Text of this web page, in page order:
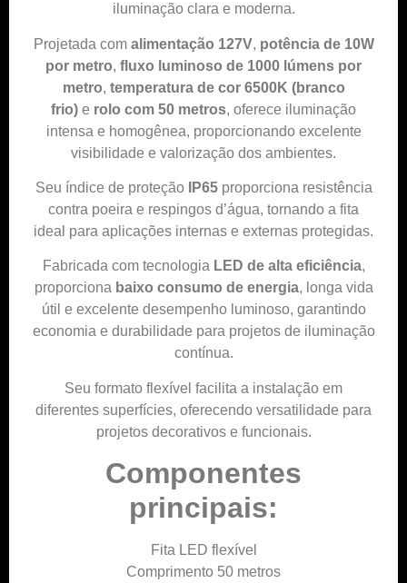
iluminação clara e moderna.
Projetada com alimentação 127V, potência de 10W
por metro, fluxo luminoso de 1000 lúmens por
metro, temperatura de cor 6500K (branco
frio) e rolo com 50 metros, oferece iluminação
intensa e homogênea, proporcionando excelente
visibilidade e valorização dos ambientes.
Seu índice de proteção IP65proporciona resistência
contra poeira e respingos d’água, tornando a fita
ideal para aplicações internas e externas protegidas.
Fabricada com tecnologia LED de alta eficiência,
proporciona baixo consumo de energia, longa vida
útil e excelente desempenho luminoso, garantindo
economia e durabilidade para projetos de iluminação
contínua.
Seu formato flexível facilita a instalação em
diferentes superfícies, oferecendo versatilidade para
projetos decorativos e funcionais.
Componentes
principais:
Fita LED flexível
Comprimento 50 metros